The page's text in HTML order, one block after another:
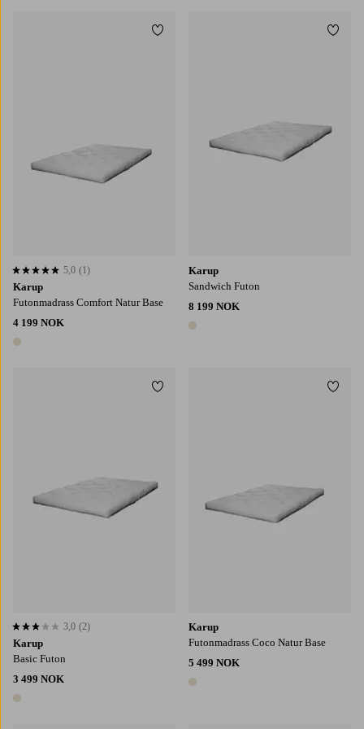
Karup
Futonmadrass Comfort Natur Base
4 199 NOK
1 farge
5,0 basert på 1 karaktergivninger
5,0 (1)
Legg til favoritter
Karup
Sandwich Futon
8 199 NOK
1 farge
Karup
Basic Futon
3 499 NOK
1 farge
3,0 basert på 2 karaktergivninger
3,0 (2)
Legg til favoritter
Karup
Futonmadrass Coco Natur Base
5 499 NOK
1 farge